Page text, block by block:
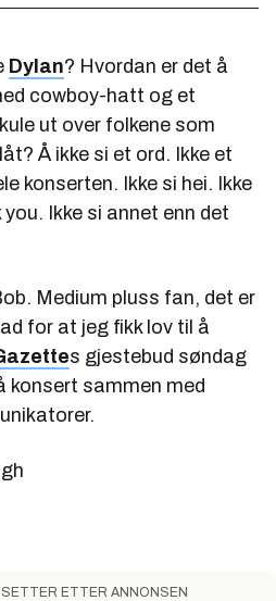
Dylan? Hvordan er det å
cowboy-hatt og et
ut over folkene som
Å ikke si et ord. Ikke et
konserten. Ikke si hei. Ikke
Ikke si annet enn det
Medium pluss fan, det er
for at jeg fikk lov til å
s gjestebud søndag
konsert sammen med
ETTER ANNONSEN